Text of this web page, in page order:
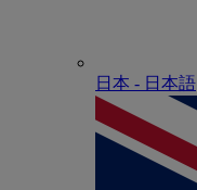
日本 - ⽇本語